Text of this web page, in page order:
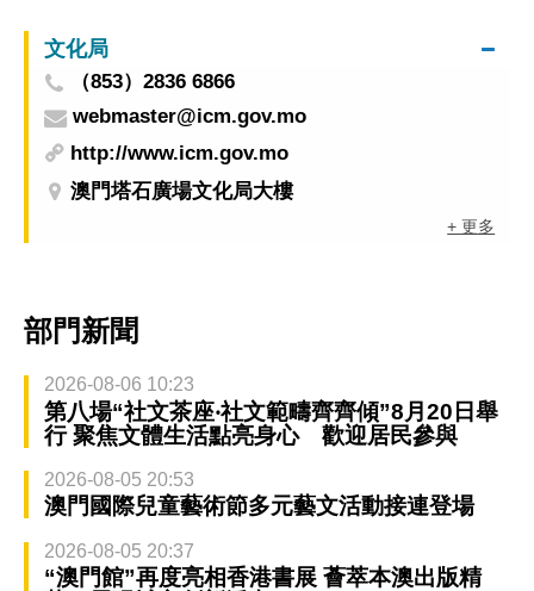
文化局
（853）2836 6866
webmaster@icm.gov.mo
http://www.icm.gov.mo
澳門塔石廣場文化局大樓
+ 更多
部門新聞
2026-08-06 10:23
第八場“社文茶座‧社文範疇齊齊傾”8月20日舉
行 聚焦文體生活點亮身心 歡迎居民參與
2026-08-05 20:53
澳門國際兒童藝術節多元藝文活動接連登場
2026-08-05 20:37
“澳門館”再度亮相香港書展 薈萃本澳出版精